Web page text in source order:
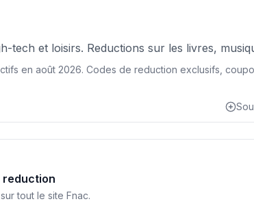
et loisirs. Reductions sur les livres,
en août 2026. Codes de reduction exclusifs,
reduction
tout le site Fnac.